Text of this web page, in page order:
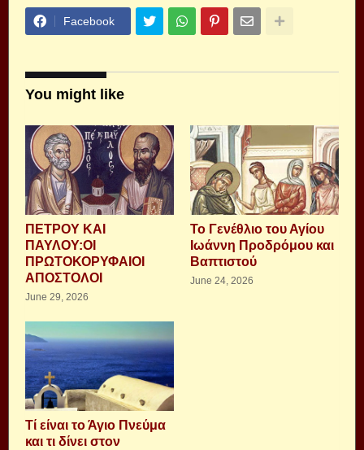
Facebook
You might like
ΠΕΤΡΟΥ ΚΑΙ
ΠΑΥΛΟΥ:ΟΙ
ΠΡΩΤΟΚΟΡΥΦΑΙΟΙ
ΑΠΟΣΤΟΛΟΙ
June 29, 2026
Το Γενέθλιο του Αγίου
Ιωάννη Προδρόμου και
Βαπτιστού
June 24, 2026
Τί είναι το Άγιο Πνεύμα
και τι δίνει στον